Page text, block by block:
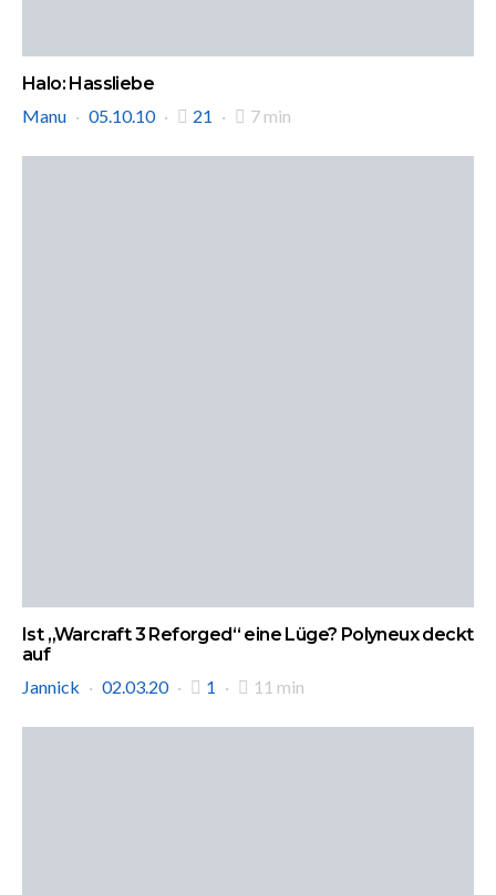
Halo: Hassliebe
Manu
05.10.10 21 7 min
Ist „Warcraft 3 Reforged“ eine Lüge? Polyneux deckt
auf
Jannick
02.03.20 1 11 min